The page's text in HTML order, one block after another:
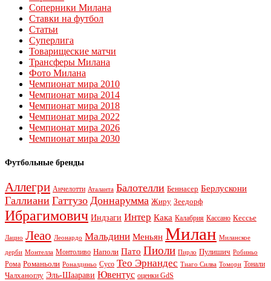
Соперники Милана
Ставки на футбол
Статьи
Суперлига
Товарищеские матчи
Трансферы Милана
Фото Милана
Чемпионат мира 2010
Чемпионат мира 2014
Чемпионат мира 2018
Чемпионат мира 2022
Чемпионат мира 2026
Чемпионат мира 2030
Футбольные бренды
Аллегри Анчелотти Аталанта Балотелли Беннасер Берлускони
Галлиани Гаттузо Доннарумма Жиру Зеедорф
Ибрагимович Индзаги Интер Кака Калабрия Кассано Кессье
Лацио Леао Леонардо Мальдини Меньян Милан Миланское
дерби Монтелла Монтоливо Наполи Пато Пиоли Пирло Пулишич Робиньо
Рома Романьоли Роналдиньо Сусо Тео Эрнандес Тиаго Силва Томори Тонали
Чалханоглу Эль-Шаарави Ювентус оценки GdS